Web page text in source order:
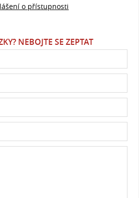
o přístupnosti
NEBOJTE SE ZEPTAT